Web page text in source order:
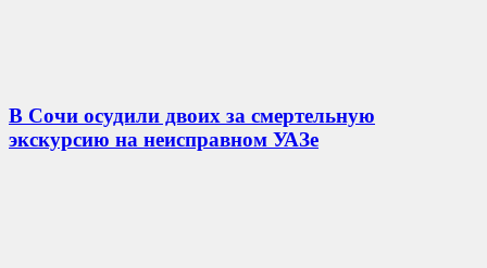
В Сочи осудили двоих за смертельную
экскурсию на неисправном УАЗе